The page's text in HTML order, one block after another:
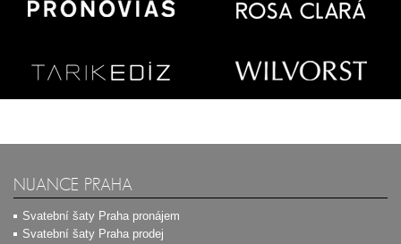
NUANCE PRAHA
Svatební šaty Praha pronájem
Svatební šaty Praha prodej